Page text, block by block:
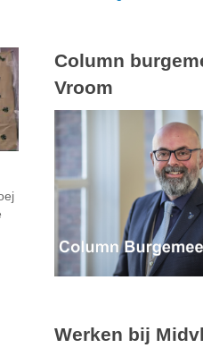
Column
Vroom
Werken bij